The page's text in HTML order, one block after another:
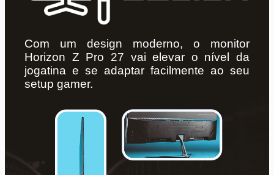
Com um design moderno, o monitor
Horizon Z Pro 27 vai elevar o nível da
jogatina e se adaptar facilmente ao seu
setup gamer.